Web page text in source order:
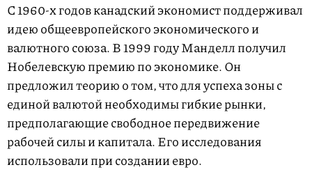
С 1960-х годов канадский экономист поддерживал
идею общеевропейского экономического и
валютного союза. В 1999 году Манделл получил
Нобелевскую премию по экономике. Он
предложил теорию о том, что для успеха зоны с
единой валютой необходимы гибкие рынки,
предполагающие свободное передвижение
рабочей силы и капитала. Его исследования
использовали при создании евро.